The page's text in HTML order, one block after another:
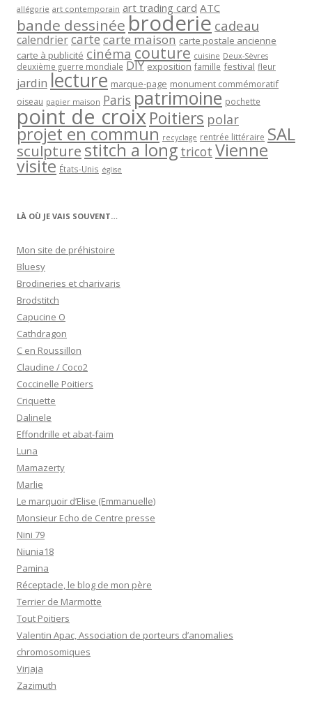
allégorie art contemporain art trading card ATC
bande dessinée broderie cadeau
calendriercartecarte maison carte postale ancienne
carte à publicité cinéma couture cuisine Deux-Sèvres
deuxième guerre mondiale DIY exposition famille festival fleur
jardin lecture marque-page monument commémoratif
oiseau papier maison Paris patrimoine pochette
point de croixPoitiers polar
projet en commun recyclage rentrée littéraire SAL
sculpturestitch a long tricot Vienne
visite États-Unis église
LÀ OÙ JE VAIS SOUVENT…
Mon site de préhistoire
Bluesy
Brodineries et charivaris
Brodstitch
Capucine O
Cathdragon
C en Roussillon
Claudine / Coco2
Coccinelle Poitiers
Criquette
Dalinele
Effondrille et abat-faim
Luna
Mamazerty
Marlie
Le marquoir d’Elise (Emmanuelle)
Monsieur Echo de Centre presse
Nini 79
Niunia18
Pamina
Réceptacle, le blog de mon père
Terrier de Marmotte
Tout Poitiers
Valentin Apac, Association de porteurs d’anomalies
chromosomiques
Virjaja
Zazimuth